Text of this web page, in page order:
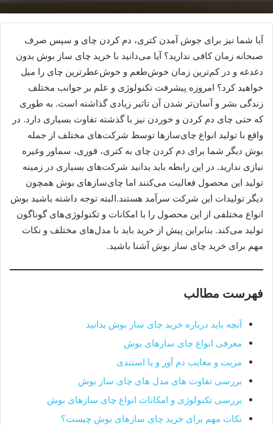
آیا شما نیز برای جوش آمدن کتری، دم کردن چای و سپس صرف
صبحانه زمان کافی ندارید؟ آیا می‌دانید با خرید چای ساز بوش بدون
دغدغه و در کم‌ترین زمان خوش‌طعم و خوش‌عطرترین چای را میل
خواهید کرد؟ امروزه پیشرفت تکنولوژی و علم بر جوانب مختلف
زندگی بشر و آسان‌تر شدن آن تاثیر زیادی گذاشته است. به طوری
که حتی چای دم کردن و خوردن نیز با گذشته تفاوت بسیاری دارد. در
واقع با تولید انواع چای‌سازها توسط شرکت‌های مختلف از جمله
بوش دیگر شما برای دم کردن چای به کتری، قوری، سماور وغیره
نیازی ندارید. در این رابطه باید بدانید شرکت‌های بسیاری در زمینه
تولید این محصول فعالیت می‌کنند اما چای‌سازهای بوش همچون
دیگر تولیدات این شرکت سرآمد هستند.البته توجه داشته باشید بوش
انواع مختلفی از این محصول را با امکانات و تکنولوژی‌های گوناگون
تولید می‌کند. بنابراین پیش از خرید باید با مدل‌های مختلف و نکات
مهم برای خرید چای ساز بوش آشنا باشید.
فهرست مطالب
آنچه باید درباره خرید چای ساز بوش بدانید
معرفی انواع چای سازهای بوش
مزیت و معایب دم آور و یا استندی
بررسی تفاوت های مدل های چای ساز بوش
بررسی تکنولوژی و امکانات انواع چای سازهای بوش
نکات مهم برای خرید چای سازهای بوش چیست؟